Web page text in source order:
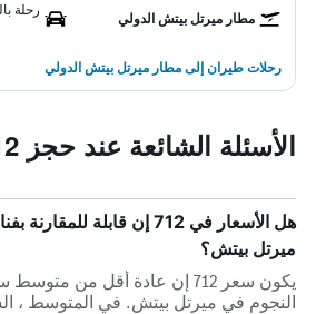
مطار ميرتل بيتش الدولي
رحلة
رحلات طيران إلى مطار ميرتل بيتش الدولي
الأسئلة الشائعة عند حجز 712 إن
ميرتل بيتش؟
النجوم في ميرتل بيتش. في المتوسط ،